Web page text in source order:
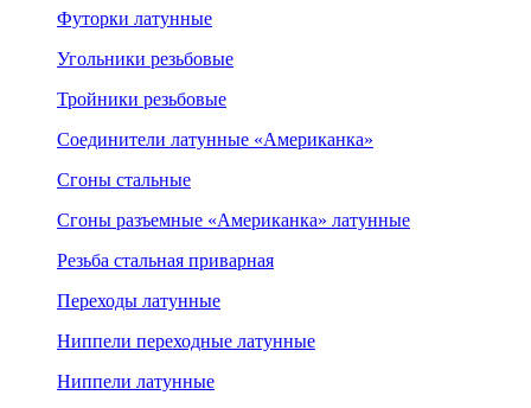
Футорки латунные
Угольники резьбовые
Тройники резьбовые
Соединители латунные «Американка»
Сгоны стальные
Сгоны разъемные «Американка» латунные
Резьба стальная приварная
Переходы латунные
Ниппели переходные латунные
Ниппели латунные